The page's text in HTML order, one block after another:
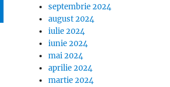
septembrie 2024
august 2024
iulie 2024
iunie 2024
mai 2024
aprilie 2024
martie 2024